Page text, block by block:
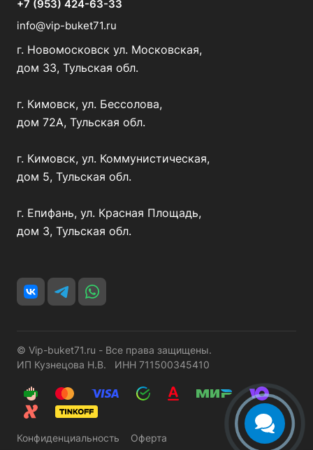
+7 (953) 424-63-33
info@vip-buket71.ru
г. Новомосковск ул. Московская,
дом 33, Тульская обл.
г. Кимовск, ул. Бессолова,
дом 72А, Тульская обл.
г. Кимовск, ул. Коммунистическая,
дом 5, Тульская обл.
г. Епифань, ул. Красная Площадь,
дом 3, Тульская обл.
© Vip-buket71.ru - Все права защищены.
ИП Кузнецова Н.В. ИНН 711500345410
Конфиденциальность Оферта